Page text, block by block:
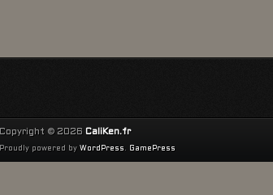
Copyright © 2026 CaliKen.fr
Proudly powered by WordPress . GamePress